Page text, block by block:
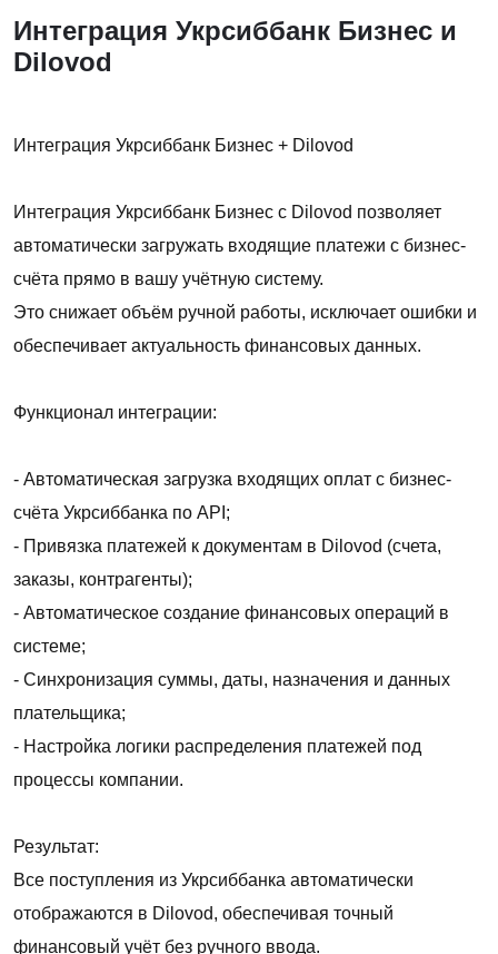
Интеграция Укрсиббанк Бизнес и
Dilovod
Интеграция Укрсиббанк Бизнес + Dilovod
Интеграция Укрсиббанк Бизнес с Dilovod позволяет
автоматически загружать входящие платежи с бизнес-
счёта прямо в вашу учётную систему.
Это снижает объём ручной работы, исключает ошибки и
обеспечивает актуальность финансовых данных.
Функционал интеграции:
- Автоматическая загрузка входящих оплат с бизнес-
счёта Укрсиббанка по API;
- Привязка платежей к документам в Dilovod (счета,
заказы, контрагенты);
- Автоматическое создание финансовых операций в
системе;
- Синхронизация суммы, даты, назначения и данных
плательщика;
- Настройка логики распределения платежей под
процессы компании.
Результат:
Все поступления из Укрсиббанка автоматически
отображаются в Dilovod, обеспечивая точный
финансовый учёт без ручного ввода.